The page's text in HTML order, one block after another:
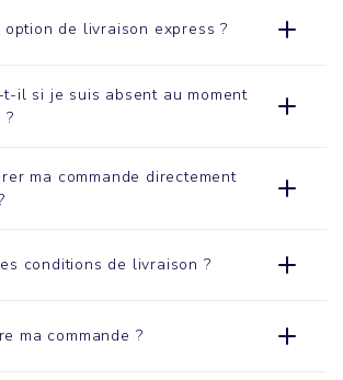
de livraison express ?
t-il si je suis absent au moment
?
ma commande directement
conditions de livraison ?
ma commande ?